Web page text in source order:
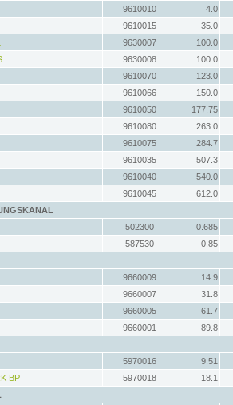
9610010
4.0
9610015
35.0
9630007
100.0
9630008
100.0
9610070
123.0
9610066
150.0
9610050
177.75
9610080
263.0
9610075
284.7
9610035
507.3
9610040
540.0
9610045
612.0
502300
0.685
587530
0.85
9660009
14.9
9660007
31.8
9660005
61.7
9660001
89.8
5970016
9.51
BP
5970018
18.1